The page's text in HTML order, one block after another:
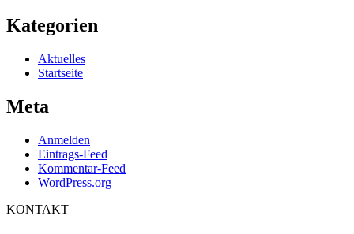
Kategorien
Aktuelles
Startseite
Meta
Anmelden
Eintrags-Feed
Kommentar-Feed
WordPress.org
KONTAKT